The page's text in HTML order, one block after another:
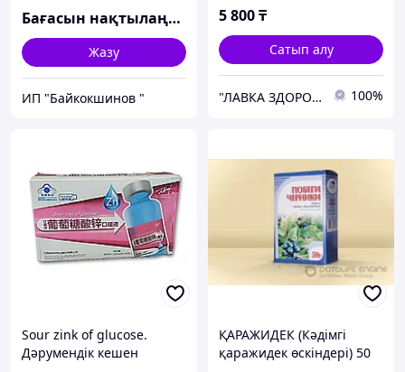
Бағасын нақтылаңыз
Жазу
ИП "Байкокшинов "
5 800₸
Сатып алу
"ЛАВКА ЗДОРОВЬЯ" 100%
Sour zink of glucose.
Дәрумендік кешен
ҚАРАЖИДЕК (Кәдімгі
қаражидек өскіндері) 50